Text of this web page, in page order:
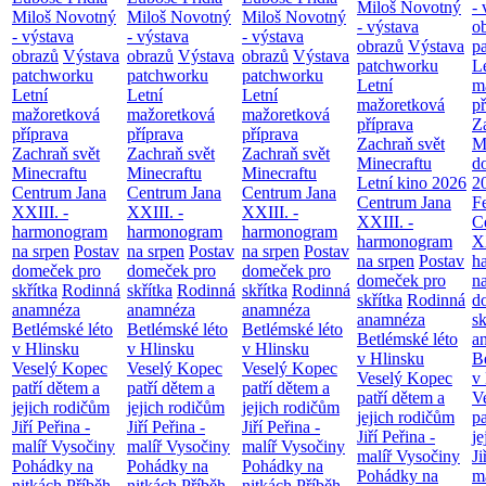
Miloš Novotný
- výstava
obrazů Výstava
patchworku
Letní
mažoretková
příprava
Zachraň svět
Minecraftu
Centrum Jana
XXIII. -
harmonogram
na srpen Postav
domeček pro
skřítka Rodinná
anamnéza
Betlémské léto
v Hlinsku
Veselý Kopec
patří dětem a
jejich rodičům
Jiří Peřina -
malíř Vysočiny
Pohádky na
Miloš Novotný
- výstava
obrazů Výstava
patchworku
Letní
mažoretková
příprava
Zachraň svět
Minecraftu
Centrum Jana
XXIII. -
harmonogram
na srpen Postav
domeček pro
skřítka Rodinná
anamnéza
Betlémské léto
v Hlinsku
Veselý Kopec
patří dětem a
jejich rodičům
Jiří Peřina -
malíř Vysočiny
Pohádky na
Miloš Novotný
- výstava
obrazů Výstava
patchworku
Letní
mažoretková
příprava
Zachraň svět
Minecraftu
Centrum Jana
XXIII. -
harmonogram
na srpen Postav
domeček pro
skřítka Rodinná
anamnéza
Betlémské léto
v Hlinsku
Veselý Kopec
patří dětem a
jejich rodičům
Jiří Peřina -
malíř Vysočiny
Pohádky na
Miloš Novotný
- výstava
obrazů Výstava
patchworku
Letní
mažoretková
příprava
Zachraň svět
Minecraftu
Letní kino 2026
Centrum Jana
XXIII. -
harmonogram
na srpen Postav
domeček pro
skřítka Rodinná
anamnéza
Betlémské léto
v Hlinsku
Veselý Kopec
patří dětem a
jejich rodičům
Jiří Peřina -
malíř Vysočiny
Pohádky na
-
v